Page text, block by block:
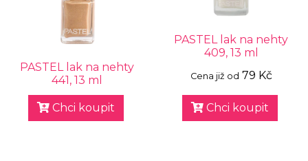
PASTEL lak na nehty
441, 13 ml
Chci koupit
PASTEL lak na nehty
409, 13 ml
Cena již od 79 Kč
Chci koupit